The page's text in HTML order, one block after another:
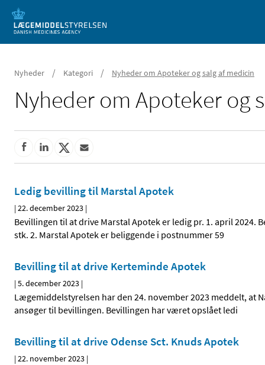
Mobil visning
Nyheder / Kategori / Nyheder om Apoteker og salg af medicin
Nyheder om Apoteker og
Ledig bevilling til Marstal Apotek
|22. december 2023 |
Bevillingen til at drive Marstal Apotek er ledig pr. 1. april 2024.
stk. 2. Marstal Apotek er beliggende i postnummer 59
Bevilling til at drive Kerteminde Apotek
|5. december 2023 |
Lægemiddelstyrelsen har den 24. november 2023 meddelt, at
ansøger til bevillingen. Bevillingen har været opslået ledi
Bevilling til at drive Odense Sct. Knuds Apotek
|22. november 2023 |